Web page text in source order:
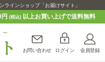
ラインショップ「お届けサイト」
(税込)以上お買い上げで送料無料
お問い合わせ ログイン 会員登録